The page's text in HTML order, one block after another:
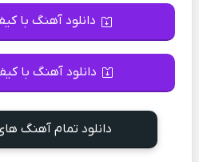
دانلود آهنگ با
دانلود آهنگ با
دانلود تمام آهنگ